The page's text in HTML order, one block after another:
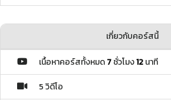
เกี่ยวกับคอร์สนี้
เนื้อหาคอร์สทั้งหมด7ชั่วโมง12นาที
5 วิดีโอ